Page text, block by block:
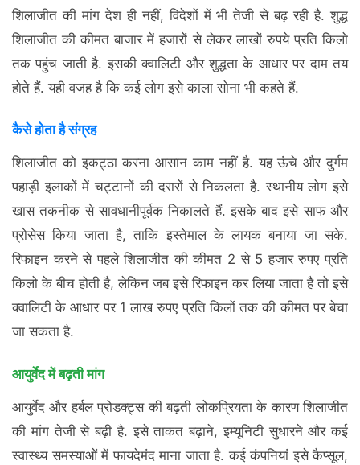
शिलाजीत की मांग देश ही नहीं, विदेशों में भी तेजी से बढ़ रही है. शुद्ध
शिलाजीत की कीमत बाजार में हजारों से लेकर लाखों रुपये प्रति किलो
तक पहुंच जाती है. इसकी क्वालिटी और शुद्धता के आधार पर दाम तय
होते हैं. यही वजह है कि कई लोग इसे काला सोना भी कहते हैं.
कैसे होता है संग्रह
शिलाजीत को इकट्ठा करना आसान काम नहीं है. यह ऊंचे और दुर्गम
पहाड़ी इलाकों में चट्टानों की दरारों से निकलता है. स्थानीय लोग इसे
खास तकनीक से सावधानीपूर्वक निकालते हैं. इसके बाद इसे साफ और
प्रोसेस किया जाता है, ताकि इस्तेमाल के लायक बनाया जा सके.
रिफाइन करने से पहले शिलाजीत की कीमत 2 से 5 हजार रुपए प्रति
किलो के बीच होती है, लेकिन जब इसे रिफाइन कर लिया जाता है तो इसे
क्वालिटी के आधार पर 1 लाख रुपए प्रति किलों तक की कीमत पर बेचा
जा सकता है.
आयुर्वेद में बढ़ती मांग
आयुर्वेद और हर्बल प्रोडक्ट्स की बढ़ती लोकप्रियता के कारण शिलाजीत
की मांग तेजी से बढ़ी है. इसे ताकत बढ़ाने, इम्यूनिटी सुधारने और कई
स्वास्थ्य समस्याओं में फायदेमंद माना जाता है. कई कंपनियां इसे कैप्सूल,